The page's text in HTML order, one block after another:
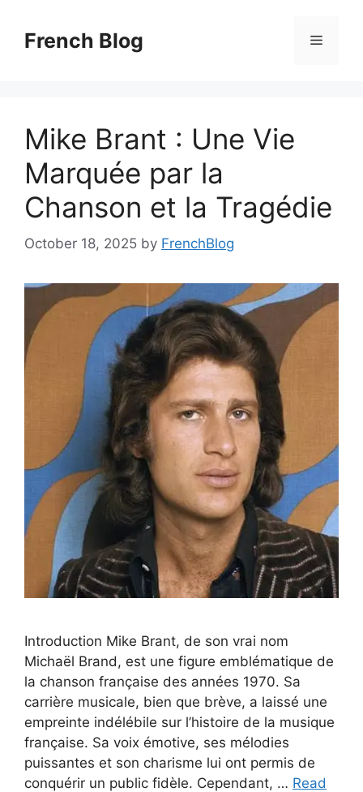
contentFrench Blog Menu
Mike Brant : Une Vie
Marquée par la
Chanson et la Tragédie
October 18, 2025 by FrenchBlog
Introduction Mike Brant, de son vrai nom
Michaël Brand, est une figure emblématique de
la chanson française des années 1970. Sa
carrière musicale, bien que brève, a laissé une
empreinte indélébile sur l’histoire de la musique
française. Sa voix émotive, ses mélodies
puissantes et son charisme lui ont permis de
conquérir un public fidèle. Cependant, … Read